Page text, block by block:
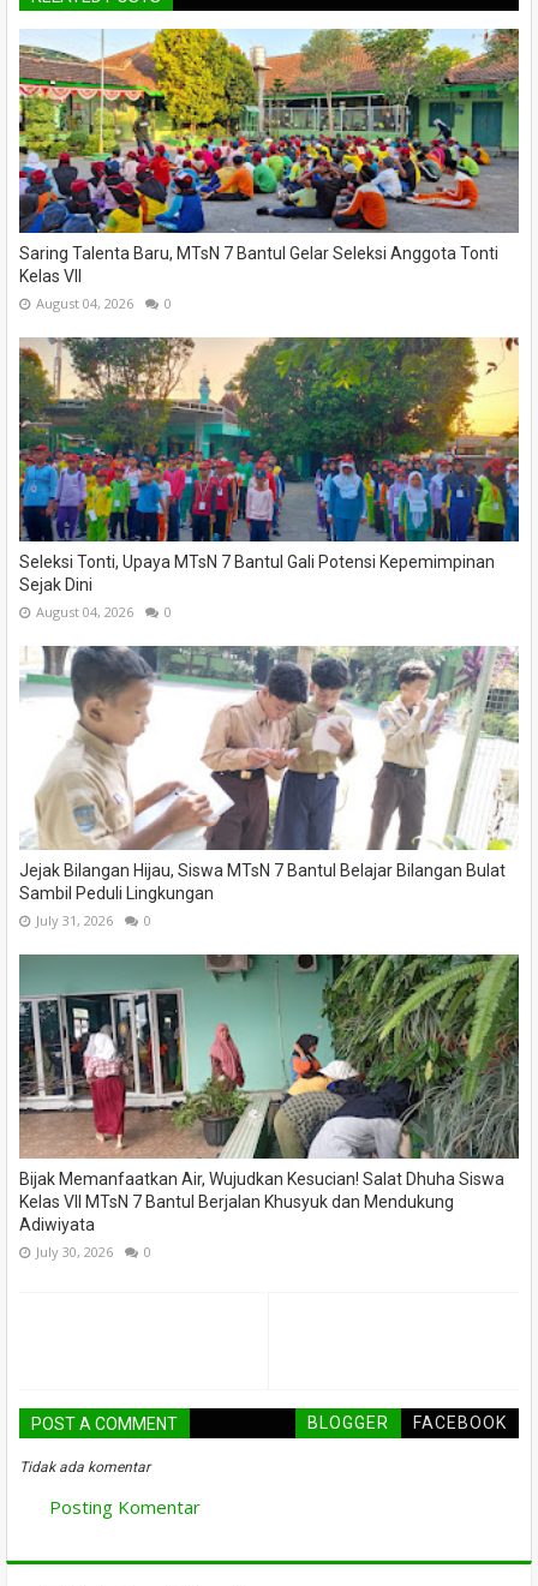
Saring Talenta Baru, MTsN 7 Bantul Gelar Seleksi Anggota Tonti
Kelas VII
August 04, 2026 0
Seleksi Tonti, Upaya MTsN 7 Bantul Gali Potensi Kepemimpinan
Sejak Dini
August 04, 2026 0
Jejak Bilangan Hijau, Siswa MTsN 7 Bantul Belajar Bilangan Bulat
Sambil Peduli Lingkungan
July 31, 2026 0
Bijak Memanfaatkan Air, Wujudkan Kesucian! Salat Dhuha Siswa
Kelas VII MTsN 7 Bantul Berjalan Khusyuk dan Mendukung
Adiwiyata
July 30, 2026 0
POST A COMMENT BLOGGER FACEBOOK
Tidak ada komentar
Posting Komentar